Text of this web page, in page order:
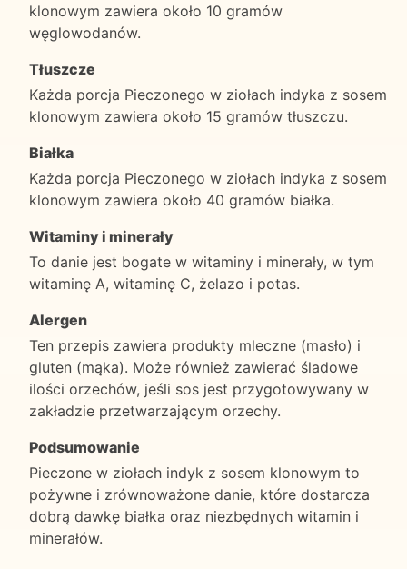
klonowym zawiera około 10 gramów
węglowodanów.
Tłuszcze
Każda porcja Pieczonego w ziołach indyka z sosem
klonowym zawiera około 15 gramów tłuszczu.
Białka
Każda porcja Pieczonego w ziołach indyka z sosem
klonowym zawiera około 40 gramów białka.
Witaminy i minerały
To danie jest bogate w witaminy i minerały, w tym
witaminę A, witaminę C, żelazo i potas.
Alergen
Ten przepis zawiera produkty mleczne (masło) i
gluten (mąka). Może również zawierać śladowe
ilości orzechów, jeśli sos jest przygotowywany w
zakładzie przetwarzającym orzechy.
Podsumowanie
Pieczone w ziołach indyk z sosem klonowym to
pożywne i zrównoważone danie, które dostarcza
dobrą dawkę białka oraz niezbędnych witamin i
minerałów.